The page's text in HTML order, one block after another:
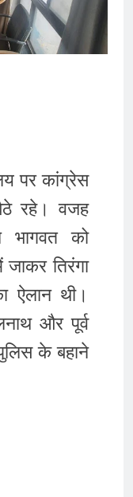
बाजार में
शुरुआत, सेंसेक्स-
निशान पर खुले;
पर कांग्रेस
रहे। वजह
भागवत को
तिरंगा
ऐलान थी।
और पूर्व
के बहाने